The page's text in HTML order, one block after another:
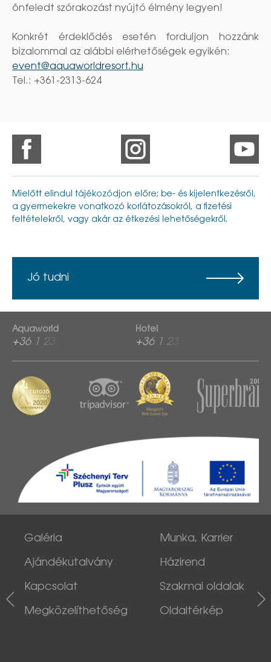
önfeledt szórakozást nyújtó élmény legyen!
Konkrét érdeklődés esetén forduljon hozzánk
bizalommal az alábbi elérhetőségek egyikén:
event@aquaworldresort.hu
Tel.: +361-2313-624
Mielőtt elindul tájékozódjon előre; be- és kijelentkezésről,
a gyermekekre vonatkozó korlátozásokról, a fizetési
feltételekről, vagy akár az étkezési lehetőségekről.
Jó tudni
Aquaworld
+36 1 2313 760
Hotel
+36 1 2313 600
Galéria
Ajándékutalvány
Kapcsolat
Megközelíthetőség
Munka, Karrier
Házirend
Szakmai oldalak
Oldaltérkép